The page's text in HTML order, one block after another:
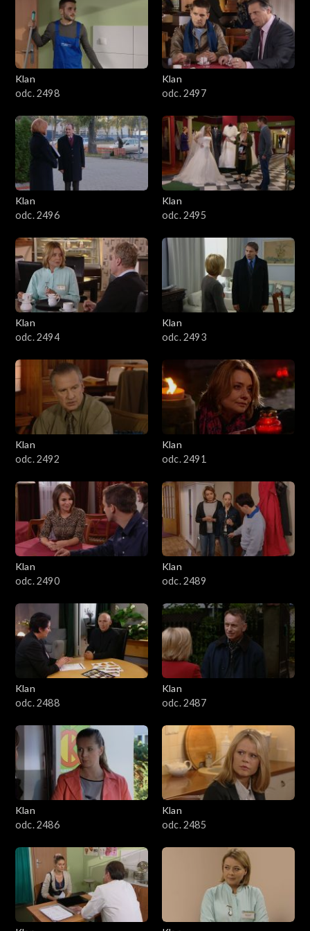
4201–4300
4101–4200
3901–4000
3801–3900
3701–3800
3601–3700
3501–3600
3401–3500
3201–3300
3101–3200
3001–3100
2901–3000
2801–2900
2701–2800
2501–2600
2401–2500
2301–2400
2201–2300
2101–2200
2001–2100
1901–2000
1801–1900
1701–1800
Klan
odc. 2498
Klan
odc. 2497
Klan
odc. 2496
Klan
odc. 2495
Klan
odc. 2494
Klan
odc. 2493
Klan
odc. 2492
Klan
odc. 2491
Klan
odc. 2490
Klan
odc. 2489
Klan
odc. 2488
Klan
odc. 2487
Klan
odc. 2486
Klan
odc. 2485